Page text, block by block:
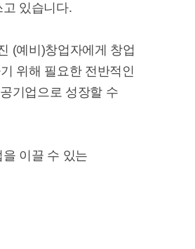
있습니다.
(예비)창업자에게 창업
위해 필요한 전반적인
기업으로 성장할 수
이끌 수 있는